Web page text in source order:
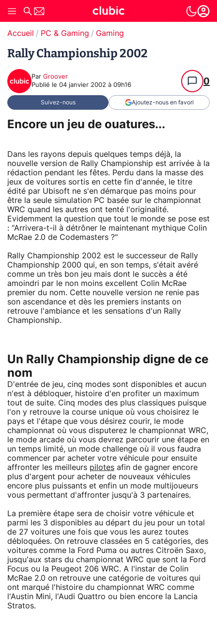
Accueil PC & Gaming Gaming
Rally Championship 2002
Par Groover
Publié le 04 janvier 2002 à 09h16 0
Suivez-nous Ajoutez-nous en favori
Encore un jeu de ouatures...
Dans les rayons depuis quelques temps déjà, la
nouvelle version de Rally Championship est arrivée à la
rédaction pendant les fêtes. Perdu dans la masse des
jeux de voitures sortis en cette fin d'année, le titre
édité par Ubisoft ne s'en démarque pas moins pour
être la seule simulation PC basée sur le championnat
WRC quand les autres ont tenté l'originalité.
Evidemment la question que tout le monde se pose est
: "Arrivera-t-il à détrôner le maintenant mythique Colin
McRae 2.0 de Codemasters ?"
Rally Championship 2002 est le successeur de Rally
Championship 2000 qui, en son temps, s'était avéré
comme un très bon jeu mais dont le succès a été
amoindri par le non moins excellent Colin McRae
premier du nom. Cette nouvelle version ne renie pas
son ascendance et dès les premiers instants on
retrouve l'ambiance et les sensations d'un Rally
Championship.
Un Rally Championship digne de ce
nom
D'entrée de jeu, cinq modes sont disponibles et aucun
n'est à débloquer, histoire d'en profiter un maximum
tout de suite. Cinq modes des plus classiques puisque
l'on y retrouve la course unique où vous choisirez le
pays et l'étape que vous désirez courir, le mode
championnat où vous disputerez le championnat WRC,
le mode arcade où vous devrez parcourir une étape en
un temps limité, un mode challenge où il vous faudra
commencer par acheter votre véhicule pour ensuite
affronter les meilleurs pilotes afin de gagner encore
plus d'argent pour acheter de nouveaux véhicules
encore plus puissants et enfin un mode multijoueurs
vous permettant d'affronter jusqu'à 3 partenaires.
La première étape sera de choisir votre véhicule et
parmi les 3 disponibles au départ du jeu pour un total
de 27 voitures une fois que vous les aurez toutes
débloquées. On retrouve classées en 5 catégories, des
voitures comme la Ford Puma ou autres Citroën Saxo,
jusqu'aux stars du championnat WRC que sont la Ford
Focus ou la Peugeot 206 WRC. A l'instar de Colin
McRae 2.0 on retrouve une catégorie de voitures qui
ont marqué l'histoire du championnat WRC comme
l'Austin Mini, l'Audi Quattro ou bien encore la Lancia
Stratos.